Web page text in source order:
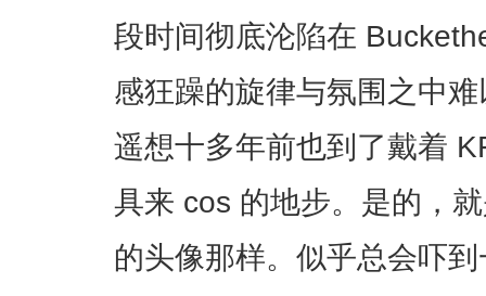
段时间彻底沦陷在
感狂躁的旋律与氛围之中
遥想十多年前也到了戴着
具来 cos 的地步。是的，
的头像那样。似乎总会吓